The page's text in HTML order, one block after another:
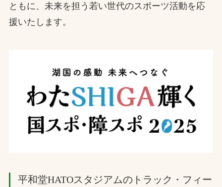
文字の見えづらさや操作にお困りの方へ
ともに、未来を担う若い世代のスポーツ活動を応
援いたします。
平和堂HATOスタジアムのトラック・フィー